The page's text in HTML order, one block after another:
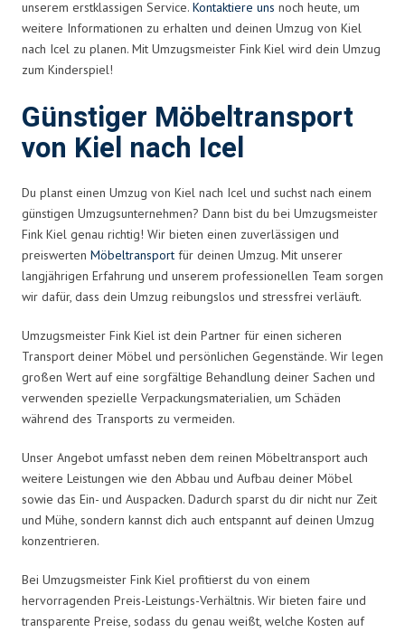
unserem erstklassigen Service. Kontaktiere uns noch heute, um
weitere Informationen zu erhalten und deinen Umzug von Kiel
nach Icel zu planen. Mit Umzugsmeister Fink Kiel wird dein Umzug
zum Kinderspiel!
Günstiger Möbeltransport
von Kiel nach Icel
Du planst einen Umzug von Kiel nach Icel und suchst nach einem
günstigen Umzugsunternehmen? Dann bist du bei Umzugsmeister
Fink Kiel genau richtig! Wir bieten einen zuverlässigen und
preiswerten Möbeltransport für deinen Umzug. Mit unserer
langjährigen Erfahrung und unserem professionellen Team sorgen
wir dafür, dass dein Umzug reibungslos und stressfrei verläuft.
Umzugsmeister Fink Kiel ist dein Partner für einen sicheren
Transport deiner Möbel und persönlichen Gegenstände. Wir legen
großen Wert auf eine sorgfältige Behandlung deiner Sachen und
verwenden spezielle Verpackungsmaterialien, um Schäden
während des Transports zu vermeiden.
Unser Angebot umfasst neben dem reinen Möbeltransport auch
weitere Leistungen wie den Abbau und Aufbau deiner Möbel
sowie das Ein- und Auspacken. Dadurch sparst du dir nicht nur Zeit
und Mühe, sondern kannst dich auch entspannt auf deinen Umzug
konzentrieren.
Bei Umzugsmeister Fink Kiel profitierst du von einem
hervorragenden Preis-Leistungs-Verhältnis. Wir bieten faire und
transparente Preise, sodass du genau weißt, welche Kosten auf